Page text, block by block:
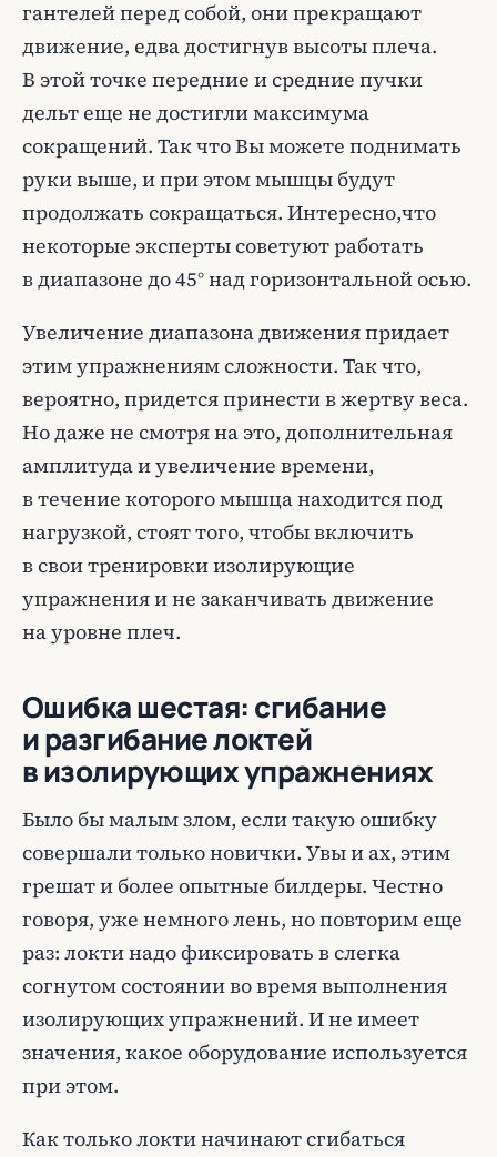
гантелей перед собой, они прекращают
движение, едва достигнув высоты плеча.
В этой точке передние и средние пучки
дельт еще не достигли максимума
сокращений. Так что Вы можете поднимать
руки выше, и при этом мышцы будут
продолжать сокращаться. Интересно,что
некоторые эксперты советуют работать
в диапазоне до 45° над горизонтальной осью.
Увеличение диапазона движения придает
этим упражнениям сложности. Так что,
вероятно, придется принести в жертву веса.
Но даже не смотря на это, дополнительная
амплитуда и увеличение времени,
в течение которого мышца находится под
нагрузкой, стоят того, чтобы включить
в свои тренировки изолирующие
упражнения и не заканчивать движение
на уровне плеч.
Ошибка шестая: сгибание
и разгибание локтей
в изолирующих упражнениях
Было бы малым злом, если такую ошибку
совершали только новички. Увы и ах, этим
грешат и более опытные билдеры. Честно
говоря, уже немного лень, но повторим еще
раз: локти надо фиксировать в слегка
согнутом состоянии во время выполнения
изолирующих упражнений. И не имеет
значения, какое оборудование используется
при этом.
Как только локти начинают сгибаться